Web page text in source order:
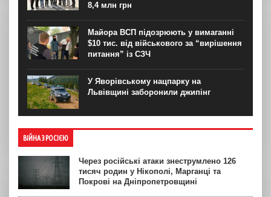
8,4 млн грн
Майора ВСП підозрюють у вимаганні
$10 тис. від військового за “вирішення
питання” із СЗЧ
У Яворівському нацпарку на
Львівщині заборонили джипінг
ВІЙНА З РОСІЄЮ
Через російські атаки знеструмлено 126
тисяч родин у Нікополі, Марганці та
Покрові на Дніпропетровщині